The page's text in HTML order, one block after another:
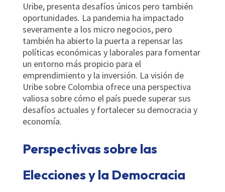
Uribe, presenta desafíos únicos pero también
oportunidades. La pandemia ha impactado
severamente a los micro negocios, pero
también ha abierto la puerta a repensar las
políticas económicas y laborales para fomentar
un entorno más propicio para el
emprendimiento y la inversión. La visión de
Uribe sobre Colombia ofrece una perspectiva
valiosa sobre cómo el país puede superar sus
desafíos actuales y fortalecer su democracia y
economía.
Perspectivas sobre las
Elecciones y la Democracia